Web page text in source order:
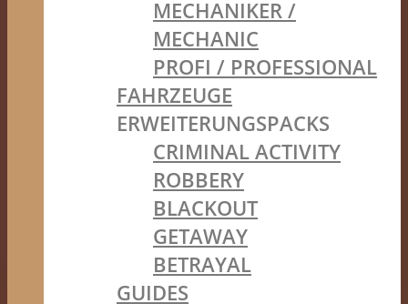
MECHANIKER /
MECHANIC
PROFI / PROFESSIONAL
FAHRZEUGE
ERWEITERUNGSPACKS
CRIMINAL ACTIVITY
ROBBERY
BLACKOUT
GETAWAY
BETRAYAL
GUIDES